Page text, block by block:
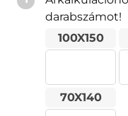
darabszámot!
100X150
70X140